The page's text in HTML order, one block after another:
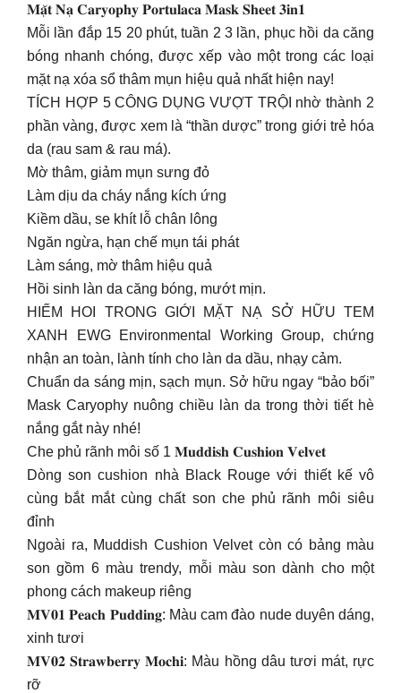
𝐌𝐚̣̆𝐭 𝐍𝐚̣ 𝐂𝐚𝐫𝐲𝐨𝐩𝐡𝐲 𝐏𝐨𝐫𝐭𝐮𝐥𝐚𝐜𝐚 𝐌𝐚𝐬𝐤 𝐒𝐡𝐞𝐞𝐭 𝟑𝐢𝐧𝟏
Mỗi lần đắp 15 20 phút, tuần 2 3 lần, phục hồi da căng
bóng nhanh chóng, được xếp vào một trong các loại
mặt nạ xóa sổ thâm mụn hiệu quả nhất hiện nay!
TÍCH HỢP 5 CÔNG DỤNG VƯỢT TRỘI nhờ thành 2
phần vàng, được xem là “thần dược” trong giới trẻ hóa
da (rau sam & rau má).
Mờ thâm, giảm mụn sưng đỏ
Làm dịu da cháy nắng kích ứng
Kiềm dầu, se khít lỗ chân lông
Ngăn ngừa, hạn chế mụn tái phát
Làm sáng, mờ thâm hiệu quả
Hồi sinh làn da căng bóng, mướt mịn.
HIẾM HOI TRONG GIỚI MẶT NẠ SỞ HỮU TEM
XANH EWG Environmental Working Group, chứng
nhận an toàn, lành tính cho làn da dầu, nhạy cảm.
Chuẩn da sáng mịn, sạch mụn. Sở hữu ngay “bảo bối”
Mask Caryophy nuông chiều làn da trong thời tiết hè
nắng gắt này nhé!
Che phủ rãnh môi số 1 𝐌𝐮𝐝𝐝𝐢𝐬𝐡 𝐂𝐮𝐬𝐡𝐢𝐨𝐧 𝐕𝐞𝐥𝐯𝐞𝐭
Dòng son cushion nhà Black Rouge với thiết kế vô
cùng bắt mắt cùng chất son che phủ rãnh môi siêu
đỉnh
Ngoài ra, Muddish Cushion Velvet còn có bảng màu
son gồm 6 màu trendy, mỗi màu son dành cho một
phong cách makeup riêng
𝐌𝐕𝟎𝟏 𝐏𝐞𝐚𝐜𝐡 𝐏𝐮𝐝𝐝𝐢𝐧𝐠: Màu cam đào nude duyên dáng,
xinh tươi
𝐌𝐕𝟎𝟐 𝐒𝐭𝐫𝐚𝐰𝐛𝐞𝐫𝐫𝐲 𝐌𝐨𝐜𝐡𝐢: Màu hồng dâu tươi mát, rực
rỡ